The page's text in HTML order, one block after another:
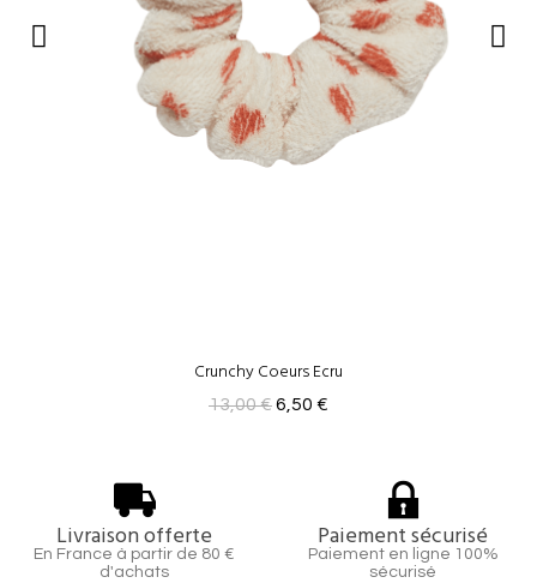
Crunchy Coeurs Ecru
13,00 €6,50 €
Livraison offerte
En France à partir de 80 €
d'achats
Paiement sécurisé
Paiement en ligne 100%
sécurisé